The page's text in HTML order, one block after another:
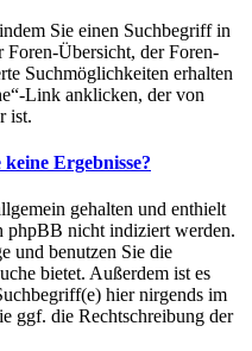
Sie einen Suchbegriff in
Foren-Übersicht, der Foren-
Suchmöglichkeiten erhalten
Link anklicken, der von
ist.
Ergebnisse?
gehalten und enthielt
phpBB nicht indiziert werden.
und benutzen Sie die
bietet. Außerdem ist es
hier nirgends im
ggf. die Rechtschreibung der